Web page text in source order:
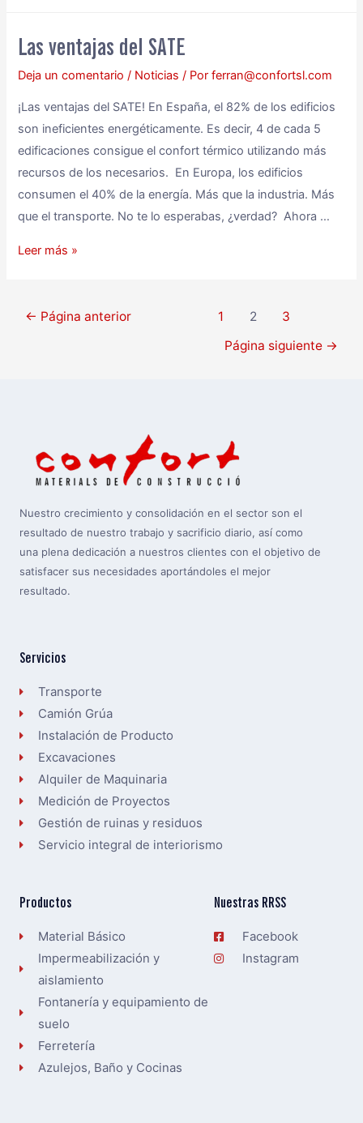
Las ventajas del SATE
Deja un comentario / Noticias / Porferran@confortsl.com
¡Las ventajas del SATE! En España, el 82% de los edificios
son ineficientes energéticamente. Es decir, 4 de cada 5
edificaciones consigue el confort térmico utilizando más
recursos de los necesarios. En Europa, los edificios
consumen el 40% de la energía. Más que la industria. Más
que el transporte. No te lo esperabas, ¿verdad? Ahora …
Leer más »
← Página anterior 1 2
3
Página siguiente →
Nuestro crecimiento y consolidación en el sector son el
resultado de nuestro trabajo y sacrificio diario, así como
una plena dedicación a nuestros clientes con el objetivo de
satisfacer sus necesidades aportándoles el mejor
resultado.
Servicios
Transporte
Camión Grúa
Instalación de Producto
Excavaciones
Alquiler de Maquinaria
Medición de Proyectos
Gestión de ruinas y residuos
Servicio integral de interiorismo
Productos
Material Básico
Impermeabilización y
aislamiento
Fontanería y equipamiento de
suelo
Ferretería
Azulejos, Baño y Cocinas
Nuestras RRSS
Facebook
Instagram